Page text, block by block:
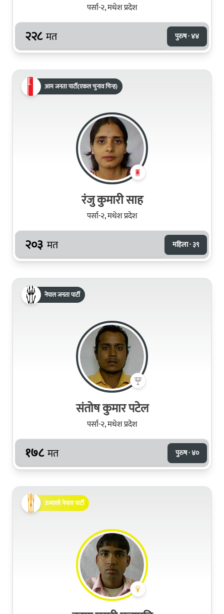
पर्सा-२, मधेश प्रदेश
२२८ मत पुरुष · ४४
आम जनता पार्टी(एकल चुनाव चिन्ह)
रंजु कुमारी साह
पर्सा-२, मधेश प्रदेश
२०३ मत महिला · ३९
नेपाल जनता पार्टी
संतोष कुमार पटेल
पर्सा-२, मधेश प्रदेश
१७८ मत पुरुष · ४०
उज्यालो नेपाल पार्टी